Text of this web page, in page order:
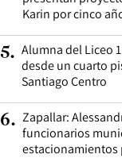
Karin por cinco
5. Alumna del Liceo
desde un cuarto
Santiago Centro
6. Zapallar:
funcionarios
estacionamientos